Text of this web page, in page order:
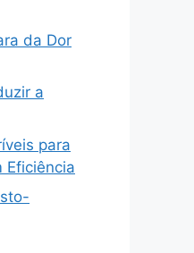
da Dor
a
para
Eficiência